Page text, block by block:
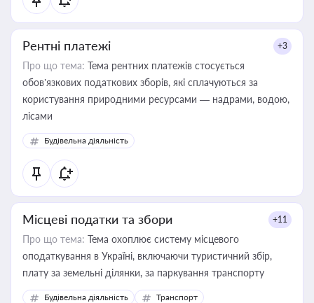
Рентні платежі +3
Про що тема: Тема рентних платежів стосується
обов’язкових податкових зборів, які сплачуються за
користування природними ресурсами — надрами, водою,
лісами
Будівельна діяльність
Місцеві податки та збори +11
Про що тема: Тема охоплює систему місцевого
оподаткування в Україні, включаючи туристичний збір,
плату за земельні ділянки, за паркування транспорту
Будівельна діяльність Транспорт